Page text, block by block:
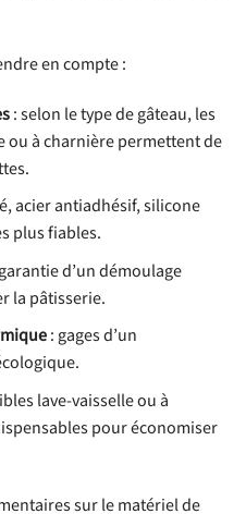
en compte :
: selon le type de gâteau, les
ou à charnière permettent de
acier antiadhésif, silicone
plus fiables.
d’un démoulage
la pâtisserie.
: gages d’un
lave-vaisselle ou à
pour économiser
sur le matériel de